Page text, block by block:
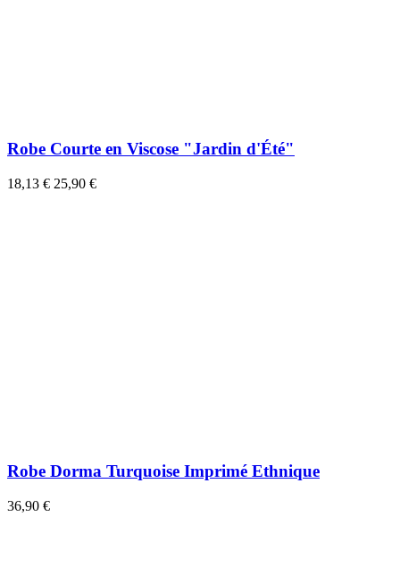
Robe Courte en Viscose "Jardin d'Été"
18,13 € 25,90 €
Robe Dorma Turquoise Imprimé Ethnique
36,90 €